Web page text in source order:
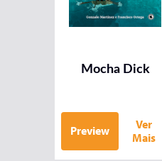
Mocha Dick
Preview
Ver
Mais